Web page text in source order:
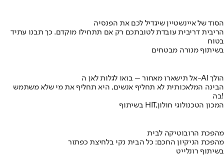
הסוד של איינשטיין שיגדיל לכם את הפנסיה
הריבית דריבית עובדת לטובתכם רק אם תתחילו מוקדם. כך תבנו עתיד
בטוח
בשיתוף מנורה מבטחים
אל תישארו מאחור – בואו לגלות לאן ה-AI הולך
הבינה המלאכותית לא תחליף אנשים, היא תחליף את מי שלא משתמש
בה!
בשיתוף HIT,המכון הטכנולוגי חולון
מהפכת הרובוטיקה לבית
מהפכת הניקיון החכם: כל הבית נקי בלחיצת כפתור
בשיתוף רונלייט